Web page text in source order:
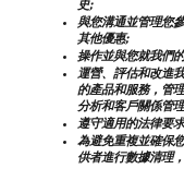
史;
與您溝通並管理您
其他優惠;
操作並與您就我們
運營、評估和改進
的產品和服務，管
分析和客戶關係管
遵守適用的法律要
為避免重複並確保
供者進行數據清理